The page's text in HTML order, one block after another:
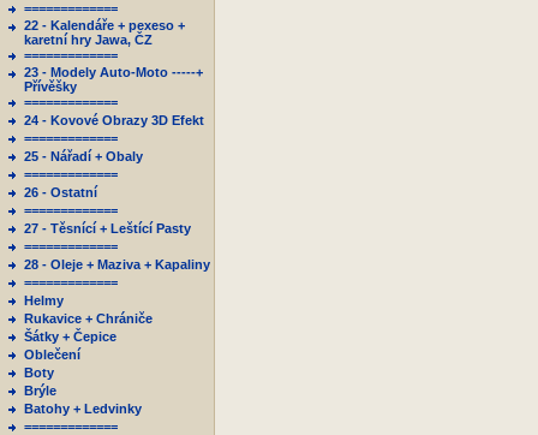
=============
22 - Kalendáře + pexeso +
karetní hry Jawa, ČZ
=============
23 - Modely Auto-Moto -----+
Přívěšky
=============
24 - Kovové Obrazy 3D Efekt
=============
25 - Nářadí + Obaly
=============
26 - Ostatní
=============
27 - Těsnící + Leštící Pasty
=============
28 - Oleje + Maziva + Kapaliny
=============
Helmy
Rukavice + Chrániče
Šátky + Čepice
Oblečení
Boty
Brýle
Batohy + Ledvinky
=============